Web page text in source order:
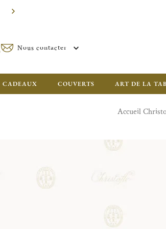
Nous contacter
CADEAUX COUVERTS ART DE LA
Accueil